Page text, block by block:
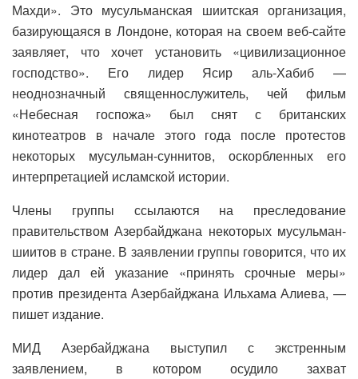
Махди». Это мусульманская шиитская организация,
базирующаяся в Лондоне, которая на своем веб-сайте
заявляет, что хочет установить «цивилизационное
господство». Его лидер Ясир аль-Хабиб —
неоднозначный священнослужитель, чей фильм
«Небесная госпожа» был снят с британских
кинотеатров в начале этого года после протестов
некоторых мусульман-суннитов, оскорбленных его
интерпретацией исламской истории.
Члены группы ссылаются на преследование
правительством Азербайджана некоторых мусульман-
шиитов в стране. В заявлении группы говорится, что их
лидер дал ей указание «принять срочные меры»
против президента Азербайджана Ильхама Алиева, —
пишет издание.
МИД Азербайджана выступил с экстренным
заявлением, в котором осудило захват